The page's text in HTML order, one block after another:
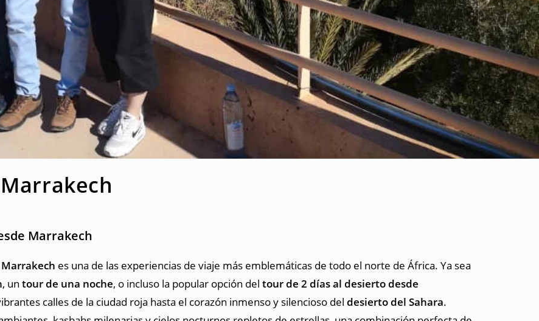
Marrakech
es una de las experiencias de viaje más emblemáticas de todo el norte de África. Ya sea
, un tour de una noche, o incluso la popular opción del tour de 2 días al desierto desde
calles de la ciudad roja hasta el corazón inmenso y silencioso del desierto del Sahara.